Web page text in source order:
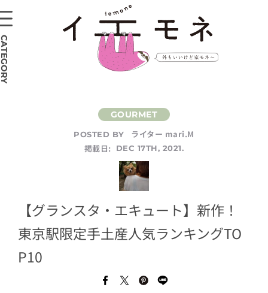
POSTED BY
ライター mari.M
掲載日:
DEC 17TH, 2021.
【グランスタ・エキュート】新作！
東京駅限定手土産人気ランキングTO
P10